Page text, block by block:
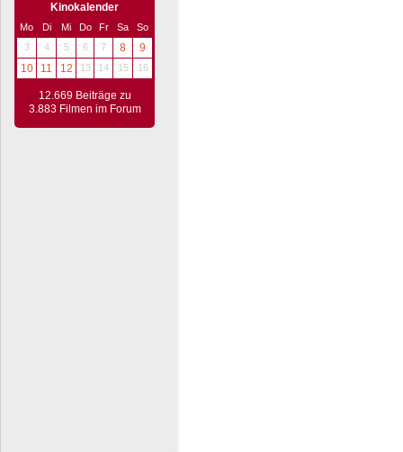
Kinokalender
Mo Di Mi Do Fr Sa
So
3
4 5 6 7 8
9
10
11 12 13 14 15 16
12.669 Beiträge zu
3.883 Filmen im Forum